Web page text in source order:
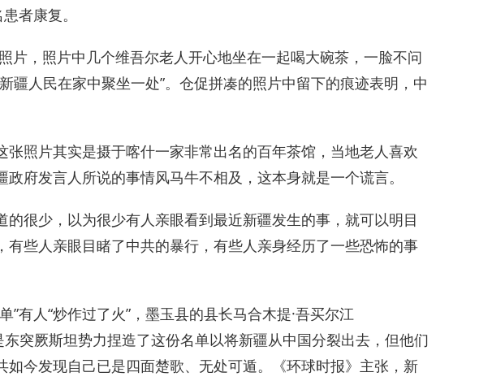
者康复。
片，照片中几个维吾尔老人开心地坐在一起喝大碗茶，一脸不问
疆人民在家中聚坐一处”。仓促拼凑的照片中留下的痕迹表明，中
张照片其实是摄于喀什一家非常出名的百年茶馆，当地老人喜欢
府发言人所说的事情风马牛不相及，这本身就是一个谎言。
的很少，以为很少有人亲眼看到最近新疆发生的事，就可以明目
有些人亲眼目睹了中共的暴行，有些人亲身经历了一些恐怖的事
”有人“炒作过了火”，墨玉县的县长马合木提·吾买尔江
突厥斯坦势力捏造了这份名单以将新疆从中国分裂出去，但他们
如今发现自己已是四面楚歌、无处可遁。《环球时报》主张，新